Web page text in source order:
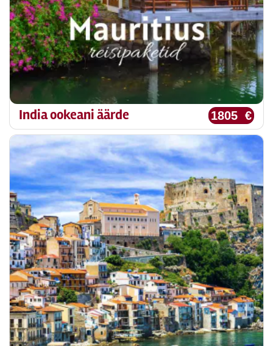
1805 €
India ookeani äärde